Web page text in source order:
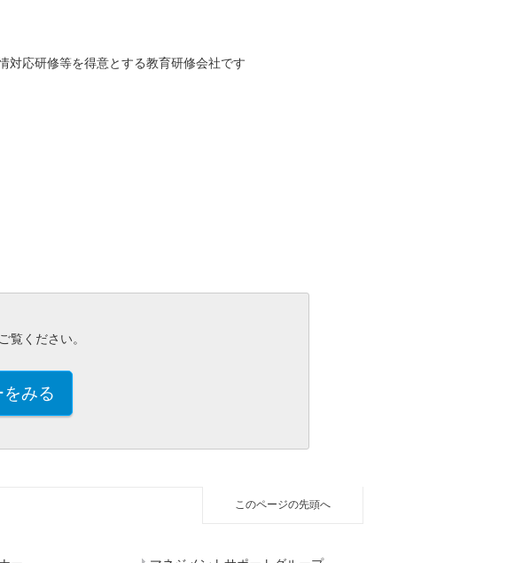
対応研修等を得意とする教育研修会社です
覧ください。
みる
このページの先頭へ